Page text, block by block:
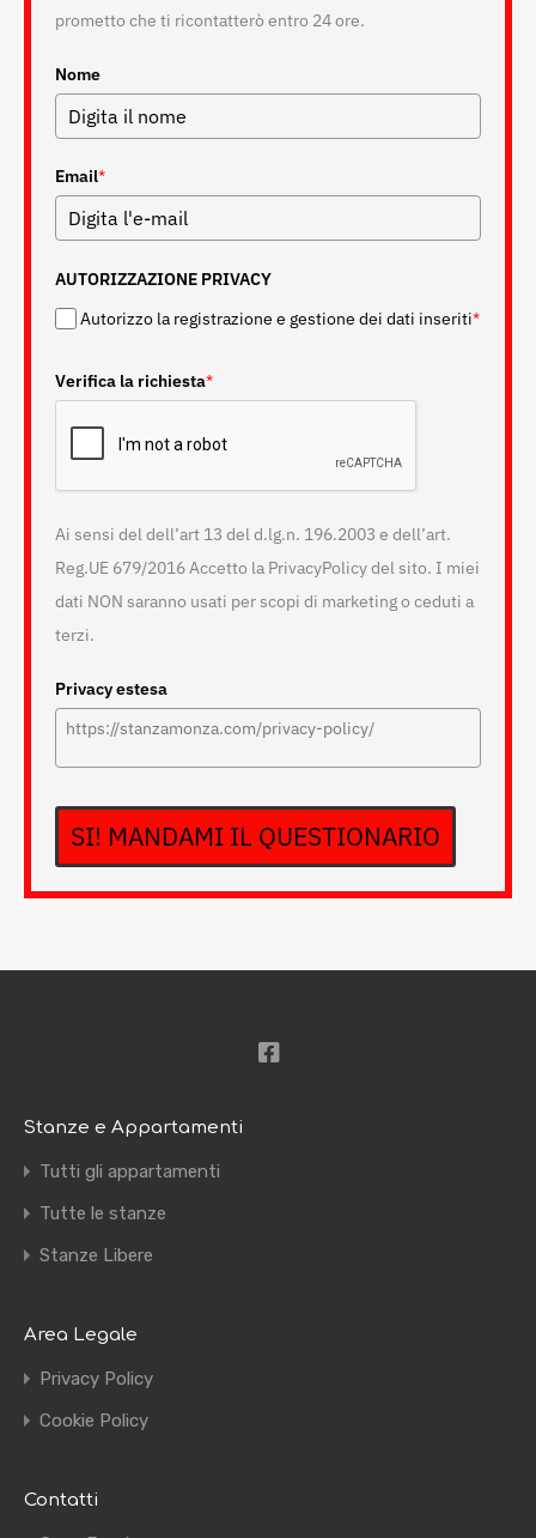
prometto che ti ricontatterò entro 24 ore.
Nome
Email*
AUTORIZZAZIONE PRIVACY
Autorizzo la registrazione e gestione dei dati inseriti*
Verifica la richiesta*
Ai sensi del dell’art 13 del d.lg.n. 196.2003 e dell’art.
Reg.UE 679/2016 Accetto la PrivacyPolicy del sito. I miei
dati NON saranno usati per scopi di marketing o ceduti a
terzi.
Privacy estesa
SI! MANDAMI IL QUESTIONARIO
Stanze e Appartamenti
Tutti gli appartamenti
Tutte le stanze
Stanze Libere
Area Legale
Privacy Policy
Cookie Policy
Contatti